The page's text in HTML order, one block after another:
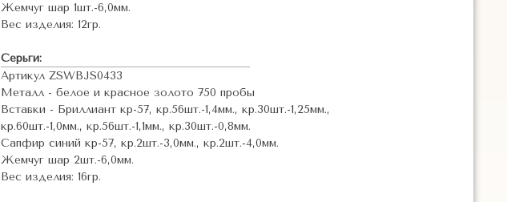
Жемчуг шар 1шт.-6,0мм.
Вес изделия: 12гр.
Серьги:
Артикул ZSWBJS0433
Металл - белое и красное золото 750 пробы
Вставки - Бриллиант кр-57, кр.56шт.-1,4мм., кр.30шт.-1,25мм.,
кр.60шт.-1,0мм., кр.56шт.-1,1мм., кр.30шт.-0,8мм.
Сапфир синий кр-57, кр.2шт.-3,0мм., кр.2шт.-4,0мм.
Жемчуг шар 2шт.-6,0мм.
Вес изделия: 16гр.